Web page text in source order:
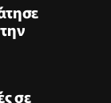
σε